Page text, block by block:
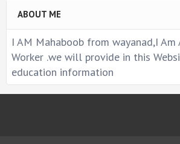
ABOUT ME
I AM Mahaboob from wayanad,I Am
Worker .we will provide in this
education information